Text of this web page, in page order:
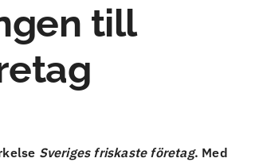
till
Sveriges friskaste företag. Med